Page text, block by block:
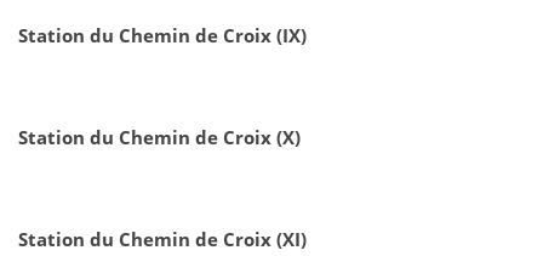
Station du Chemin de Croix (IX)
Station du Chemin de Croix (X)
Station du Chemin de Croix (XI)